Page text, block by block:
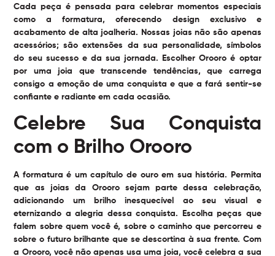
Cada peça é pensada para celebrar momentos especiais
como a formatura, oferecendo design exclusivo e
acabamento de alta joalheria. Nossas joias não são apenas
acessórios; são extensões da sua personalidade, símbolos
do seu sucesso e da sua jornada. Escolher Orooro é optar
por uma joia que transcende tendências, que carrega
consigo a emoção de uma conquista e que a fará sentir-se
confiante e radiante em cada ocasião.
Celebre Sua Conquista
com o Brilho Orooro
A formatura é um capítulo de ouro em sua história. Permita
que as joias da Orooro sejam parte dessa celebração,
adicionando um brilho inesquecível ao seu visual e
eternizando a alegria dessa conquista. Escolha peças que
falem sobre quem você é, sobre o caminho que percorreu e
sobre o futuro brilhante que se descortina à sua frente. Com
a Orooro, você não apenas usa uma joia, você celebra a sua